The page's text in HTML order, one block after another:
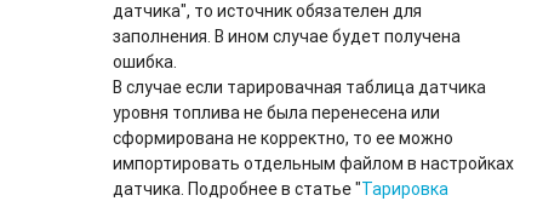
датчика", то источник обязателен для
заполнения. В ином случае будет получена
ошибка.
В случае если тарировачная таблица датчика
уровня топлива не была перенесена или
сформирована не корректно, то ее можно
импортировать отдельным файлом в настройках
датчика. Подробнее в статье "Тарировка